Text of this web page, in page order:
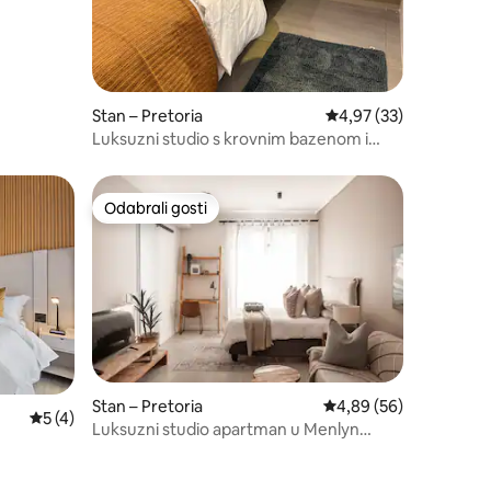
Stan – Pretoria Prosječna ocjena:
4,97 (33)
Luksuzni studio s krovnim bazenom i
Prosječna ocjena: 5/5, recenzija: 4
5 (4)
Odabrali gosti
Odabrali gosti
Stan – Pretoria Prosječna ocjena:
4,89 (56)
Luksuzni studio apartman u Menlyn